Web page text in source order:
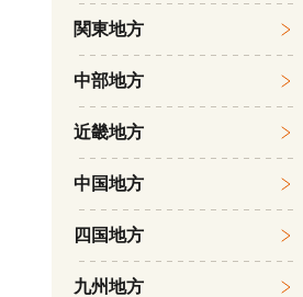
関東地方
中部地方
近畿地方
中国地方
四国地方
九州地方